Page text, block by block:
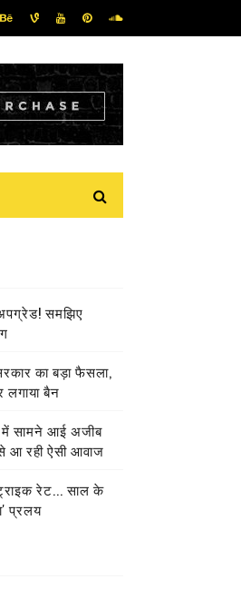
अपग्रेड! समझिए
का बड़ा फैसला,
लगाया बैन
में सामने आई अजीब
आ रही ऐसी आवाज
रेट... साल के
प्रलय